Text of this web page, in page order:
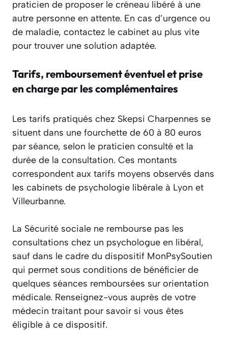
praticien de proposer le créneau libéré à une
autre personne en attente. En cas d’urgence ou
de maladie, contactez le cabinet au plus vite
pour trouver une solution adaptée.
Tarifs, remboursement éventuel et prise
en charge par les complémentaires
Les tarifs pratiqués chez Skepsi Charpennes se
situent dans une fourchette de 60 à 80 euros
par séance, selon le praticien consulté et la
durée de la consultation. Ces montants
correspondent aux tarifs moyens observés dans
les cabinets de psychologie libérale à Lyon et
Villeurbanne.
La Sécurité sociale ne rembourse pas les
consultations chez un psychologue en libéral,
sauf dans le cadre du dispositif MonPsySoutien
qui permet sous conditions de bénéficier de
quelques séances remboursées sur orientation
médicale. Renseignez-vous auprès de votre
médecin traitant pour savoir si vous êtes
éligible à ce dispositif.